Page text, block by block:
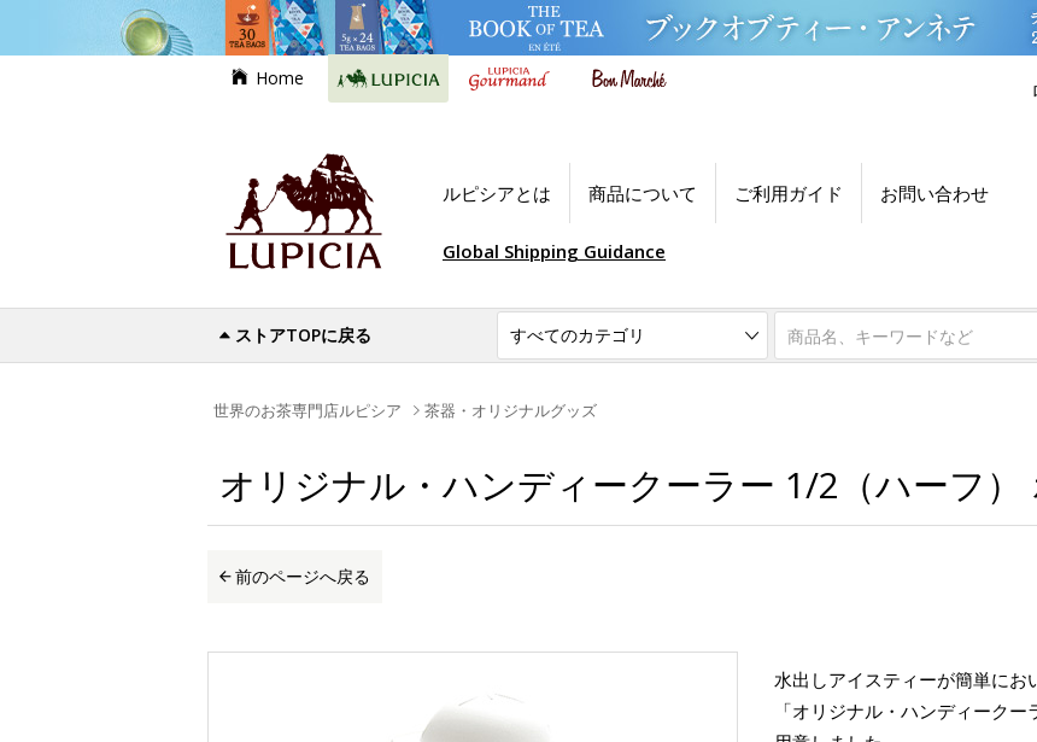
Home
ルピシアとは 商品について ご利用ガイド お問い合わせ
Global Shipping Guidance
ストアTOPに戻る
世界のお茶専門店ルピシア 茶器・オリジナルグッズ
オリジナル・ハンディークーラー 1/2（ハーフ）
前のページへ戻る
水出しアイスティーが簡単にお
「オリジナル・ハンディーク